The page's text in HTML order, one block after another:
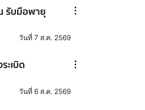
รับมือพายุ
วันที่ 7 ส.ค. 2569
เบิด
วันที่ 6 ส.ค. 2569